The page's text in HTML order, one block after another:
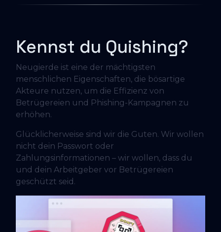
Kennst du Quishing?
Neugierde ist eine der mächtigsten
menschlichen Eigenschaften, die bösartige
Akteure nutzen, um die Effizienz von
Betrügereien und Phishing-Kampagnen zu
erhöhen.
Glücklicherweise sind wir die Guten. Wir wollen
nicht dein Passwort oder
Zahlungsinformationen – wir wollen, dass du
und dein Arbeitgeber vor Betrügereien
geschützt seid.